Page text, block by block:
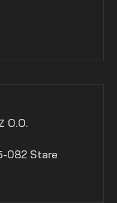
O.O.
082 Stare